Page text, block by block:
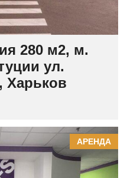
280 м2, м.
ул.
Харьков
АРЕНДА